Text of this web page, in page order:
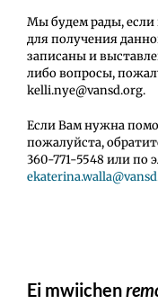
Мы будем рады, если
для получения
записаны и
либо вопросы,
kelli.nye@vansd.org.
Если Вам нужна
пожалуйста,
360-771-5548 или по
Ei mwiichen